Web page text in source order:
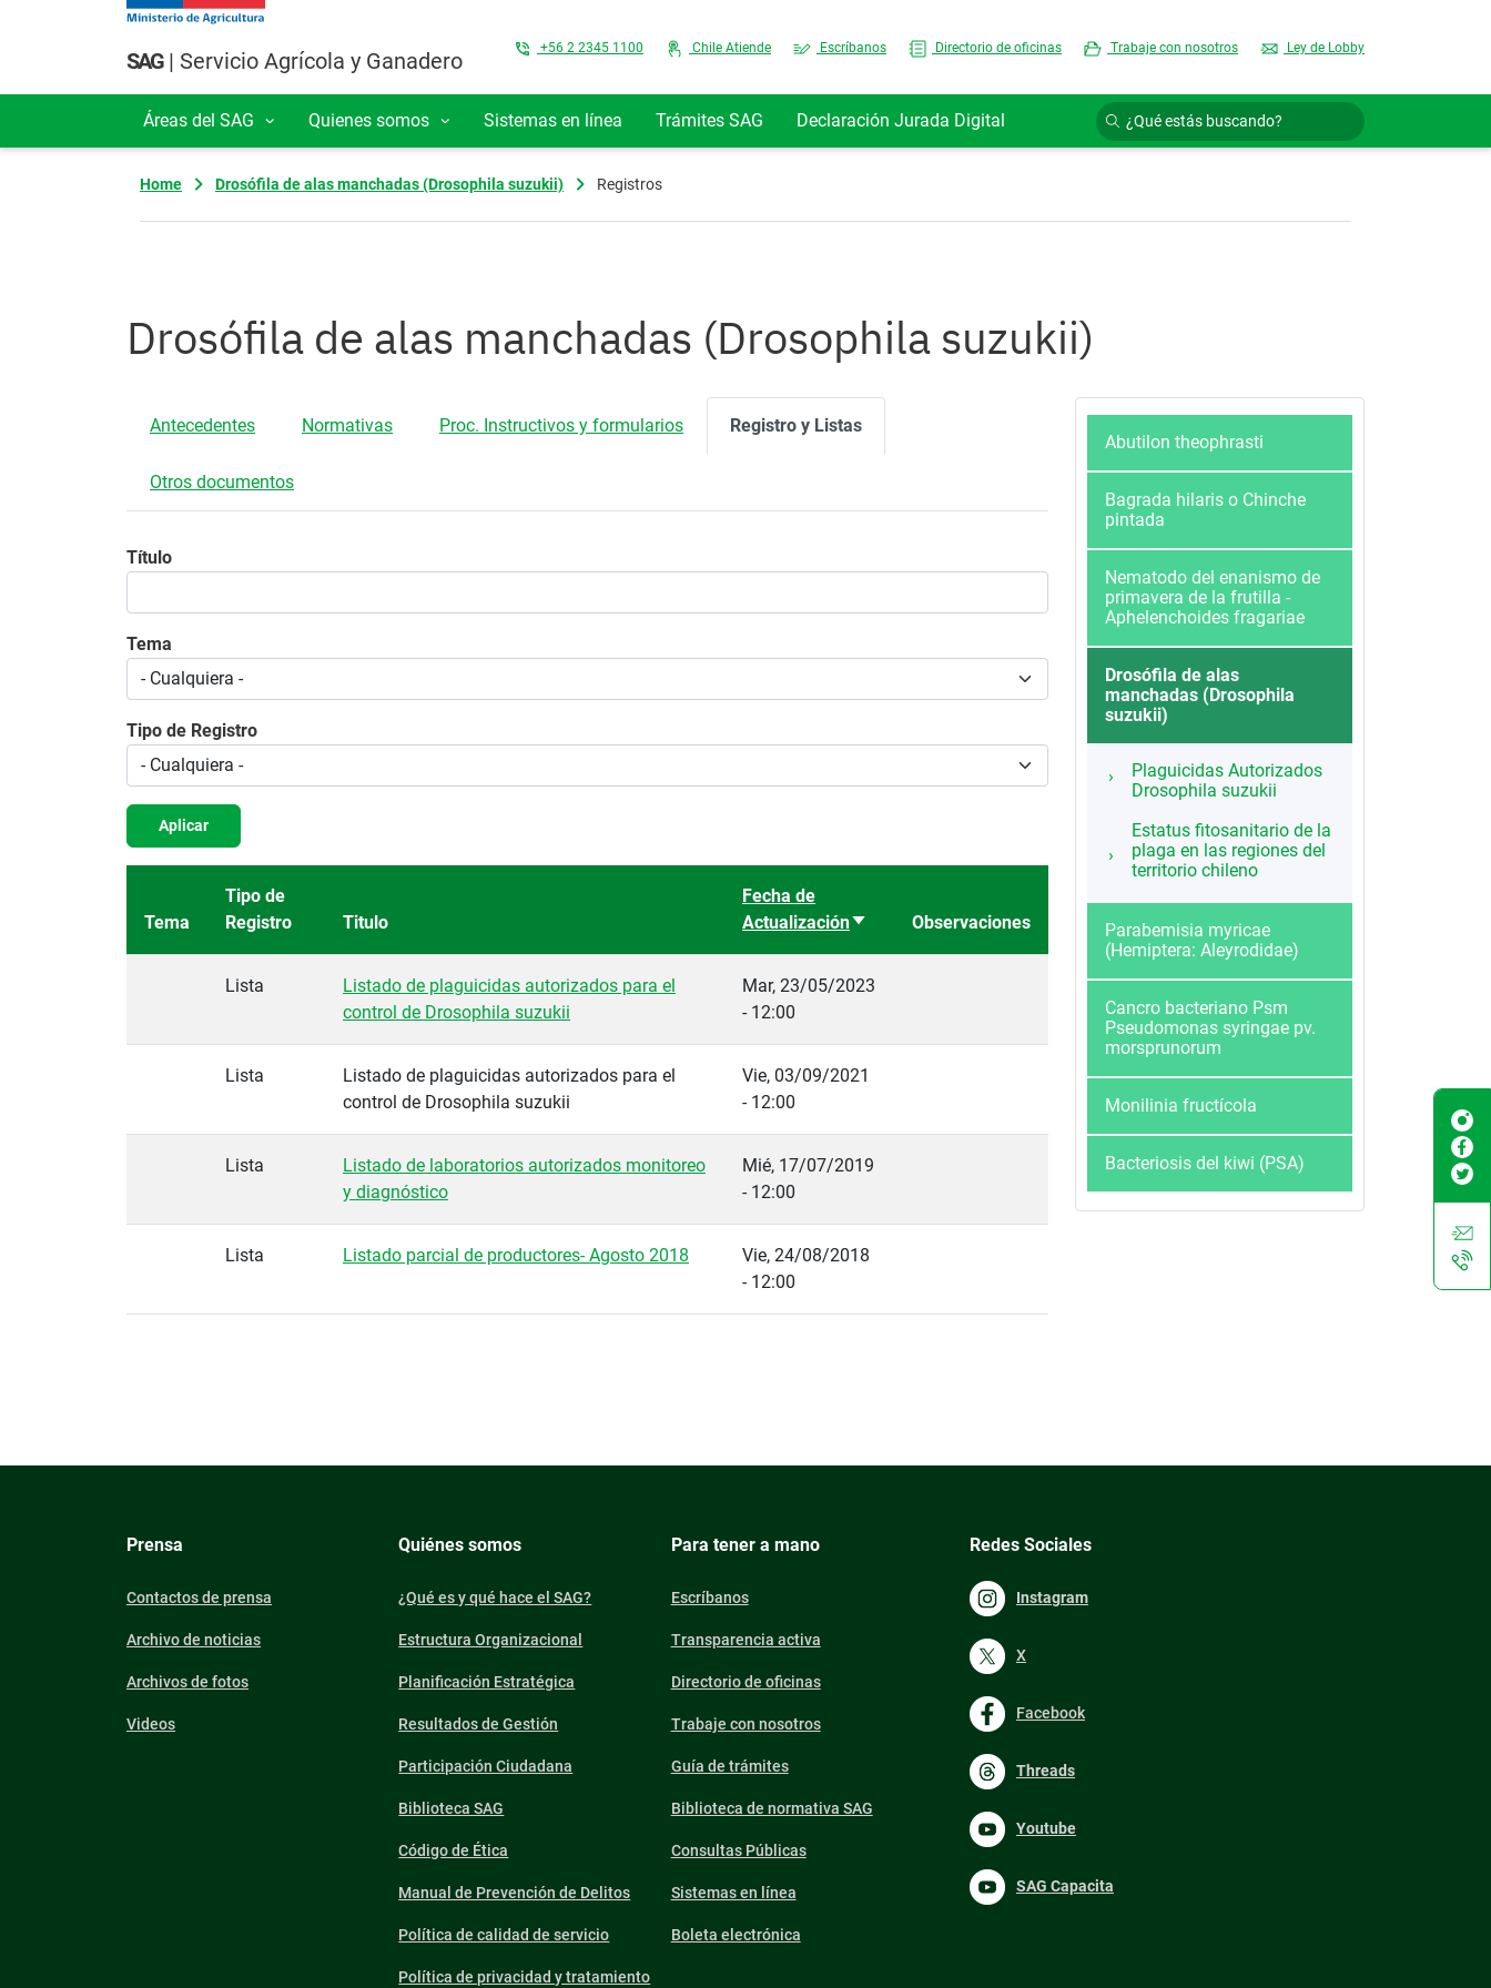
Pasar al contenido principal
SAG| Servicio Agrícola y Ganadero Top Menu
+56 2 2345 1100 Chile Atiende Escríbanos Directorio de oficinas Trabaje con nosotros Ley de Lobby
Navegación principal
Áreas del SAG Quienes somos Sistemas en línea Trámites SAG Declaración Jurada Digital
Home Drosófila de alas manchadas (Drosophila suzukii) Registros
Drosófila de alas manchadas (Drosophila suzukii)
Antecedentes Normativas Proc. Instructivos y formularios Registro y Listas
Otros documentos
Título
Tema
Tipo de Registro
Aplicar
Tema
Tipo de
Registro
Titulo
Fecha de
ActualizaciónOrdenar ascendente
Observaciones
Lista
Listado de plaguicidas autorizados para el
control de Drosophila suzukii
Mar, 23/05/2023
- 12:00
Lista
Listado de plaguicidas autorizados para el
control de Drosophila suzukii
Vie, 03/09/2021
- 12:00
Lista
Listado de laboratorios autorizados monitoreo
y diagnóstico
Mié, 17/07/2019
- 12:00
Lista Listado parcial de productores- Agosto 2018
Vie, 24/08/2018
- 12:00
Abutilon theophrasti
Bagrada hilaris o Chinche
pintada
Nematodo del enanismo de
primavera de la frutilla -
Aphelenchoides fragariae
Drosófila de alas
manchadas (Drosophila
suzukii)
Plaguicidas Autorizados
Drosophila suzukii
Estatus fitosanitario de la
plaga en las regiones del
territorio chileno
Parabemisia myricae
(Hemiptera: Aleyrodidae)
Cancro bacteriano Psm
Pseudomonas syringae pv.
morsprunorum
Monilinia fructícola
Bacteriosis del kiwi (PSA)
Prensa
Contactos de prensa
Archivo de noticias
Archivos de fotos
Videos
Quiénes somos
¿Qué es y qué hace el SAG?
Estructura Organizacional
Planificación Estratégica
Resultados de Gestión
Participación Ciudadana
Biblioteca SAG
Código de Ética
Manual de Prevención de Delitos
Política de calidad de servicio
Política de privacidad y tratamiento
Para tener a mano
Escríbanos
Transparencia activa
Directorio de oficinas
Trabaje con nosotros
Guía de trámites
Biblioteca de normativa SAG
Consultas Públicas
Sistemas en línea
Boleta electrónica
Redes Sociales
Instagram
X
Facebook
Threads
Youtube
SAG Capacita